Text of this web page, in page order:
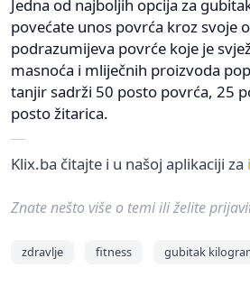
Jedna od najboljih opcija za
povećate unos povrća kroz svoje
podrazumijeva povrće koje je
masnoća i mliječnih proizvoda
tanjir sadrži 50 posto povrća, 25
posto žitarica.
Klix.ba čitajte i u našoj aplikaciji za
Znate nešto više o temi ili želite
zdravlje fitness gubitak